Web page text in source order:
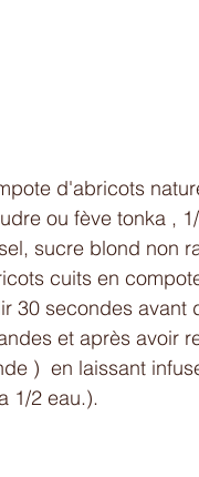
d'abricots
ou fève tonka ,
sucre blond non
cuits en
30 secondes avant
et après avoir
)  en laissant
1/2 eau.).